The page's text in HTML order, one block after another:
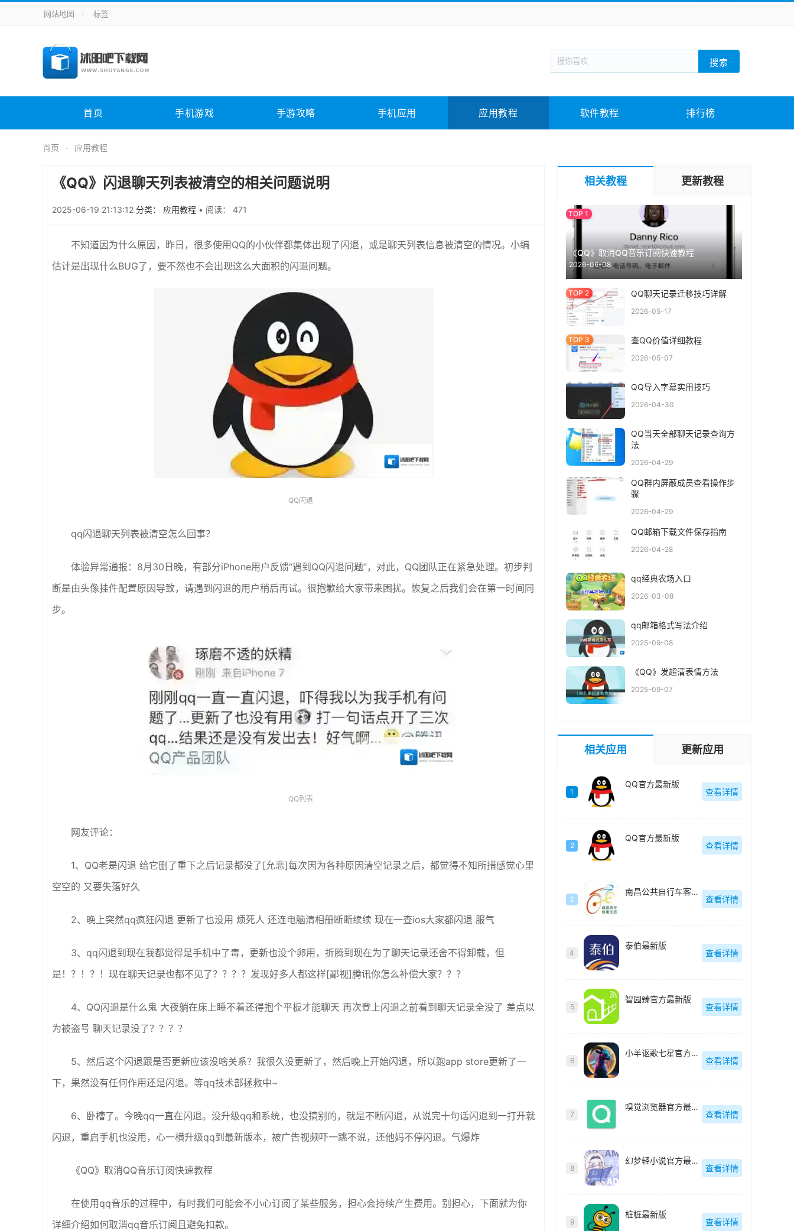
手机应用 新闻阅读 旅游出行 生活实用
手机游戏 H5游戏 回合网游 战棋游戏 枪战射击
电脑软件 其它类别 图形软件 安全相关 应用软件 影音软件 插件下载 教育教学 游戏娱乐 系统软件 素材下载
未分类 综合其它
网站地图 标签
搜索
首页 手机游戏 手游攻略 手机应用 应用教程 软件教程 排行榜
首页 应用教程
《QQ》闪退聊天列表被清空的相关问题说明
2025-06-19 21:13:12 分类： 应用教程 • 阅读： 471
不知道因为什么原因，昨日，很多使用QQ的小伙伴都集体出现了闪退，或是聊天列表信息被清空的情况。小编
估计是出现什么BUG了，要不然也不会出现这么大面积的闪退问题。
QQ闪退
qq闪退聊天列表被清空怎么回事？
体验异常通报：8月30日晚，有部分iPhone用户反馈“遇到QQ闪退问题”，对此，QQ团队正在紧急处理。初步判
断是由头像挂件配置原因导致，请遇到闪退的用户稍后再试。很抱歉给大家带来困扰。恢复之后我们会在第一时间同
步。
QQ列表
网友评论：
1、QQ老是闪退 给它删了重下之后记录都没了[允悲]每次因为各种原因清空记录之后，都觉得不知所措感觉心里
空空的 又要失落好久
2、晚上突然qq疯狂闪退 更新了也没用 烦死人 还连电脑清相册断断续续 现在一查ios大家都闪退 服气
3、qq闪退到现在我都觉得是手机中了毒，更新也没个卵用，折腾到现在为了聊天记录还舍不得卸载，但
是！？！？！现在聊天记录也都不见了？？？？发现好多人都这样[鄙视]腾讯你怎么补偿大家？？？
4、QQ闪退是什么鬼 大夜躺在床上睡不着还得抱个平板才能聊天 再次登上闪退之前看到聊天记录全没了 差点以
为被盗号 聊天记录没了？？？？
5、然后这个闪退跟是否更新应该没啥关系？我很久没更新了，然后晚上开始闪退，所以跑app store更新了一
下，果然没有任何作用还是闪退。等qq技术部拯救中~
6、卧槽了。今晚qq一直在闪退。没升级qq和系统，也没搞别的，就是不断闪退，从说完十句话闪退到一打开就
闪退，重启手机也没用，心一横升级qq到最新版本，被广告视频吓一跳不说，还他妈不停闪退。气爆炸
《QQ》取消QQ音乐订阅快速教程
在使用qq音乐的过程中，有时我们可能会不小心订阅了某些服务，担心会持续产生费用。别担心，下面就为你
详细介绍如何取消qq音乐订阅且避免扣款。
相关教程 更新教程
《QQ》取消QQ音乐订阅快速教程
2026-06-08
QQ聊天记录迁移技巧详解
2026-05-17
查QQ价值详细教程
2026-05-07
QQ导入字幕实用技巧
2026-04-30
QQ当天全部聊天记录查询方
法
2026-04-29
QQ群内屏蔽成员查看操作步
骤
2026-04-29
QQ邮箱下载文件保存指南
2026-04-28
qq经典农场入口
2026-03-08
qq邮箱格式写法介绍
2025-09-08
《QQ》发超清表情方法
2025-09-07
相关应用 更新应用
1
QQ官方最新版
查看详情
2
QQ官方最新版
查看详情
3
南昌公共自行车客户端(洪城乐骑行)最新版
查看详情
4
泰伯最新版
查看详情
5
智园臻官方最新版
查看详情
6
小羊讴歌七星官方最新版
查看详情
7
嗅觉浏览器官方最新版
查看详情
8
幻梦轻小说官方最新版
查看详情
9
桩桩最新版
查看详情